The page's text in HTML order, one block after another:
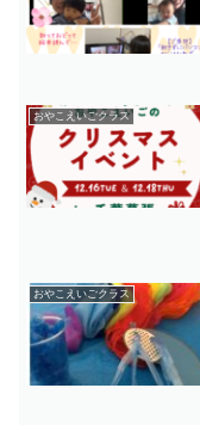
おやこえいごクラス
おやこえいごクラス